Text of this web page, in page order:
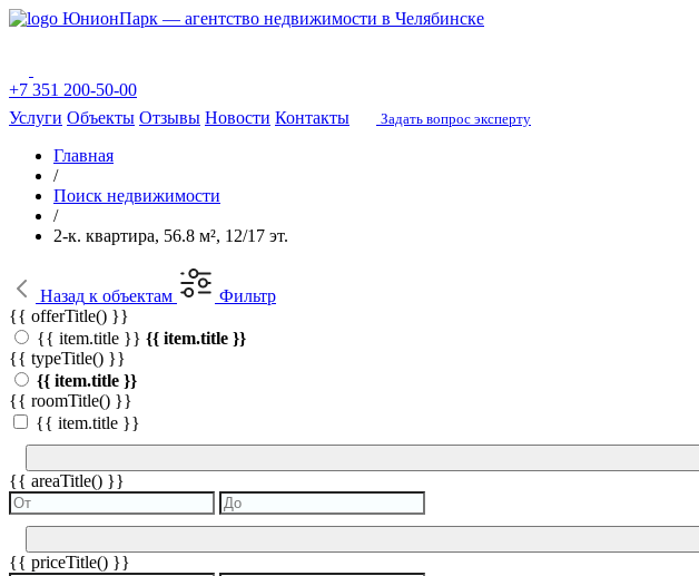
ЮнионПарк — агентство недвижимости в Челябинске
+7 351 200-50-00
Услуги Объекты Отзывы Новости Контакты Задать вопрос эксперту
Главная
/
Поиск недвижимости
/
2-к. квартира, 56.8 м², 12/17 эт.
Назад к объектам
Фильтр
{{ offerTitle() }}
{{ item.title }} {{ item.title }}
{{ typeTitle() }}
{{ item.title }}
{{ roomTitle() }}
{{ item.title }}
{{ areaTitle() }}
{{ priceTitle() }}